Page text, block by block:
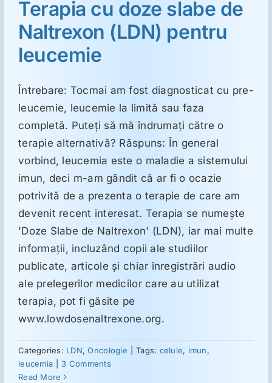
LDN
ORL
Oncologie
Toxicologie
Antipsihiatrie
Psihoterapie
Antropologie
Proză utilă
Terapia cu doze slabe de
Naltrexon (LDN) pentru
leucemie
Întrebare: Tocmai am fost diagnosticat cu pre-
leucemie, leucemie la limită sau faza
completă. Puteţi să mă îndrumaţi către o
terapie alternativă? Răspuns: În general
vorbind, leucemia este o maladie a sistemului
imun, deci m-am gândit că ar fi o ocazie
potrivită de a prezenta o terapie de care am
devenit recent interesat. Terapia se numeşte
'Doze Slabe de Naltrexon' (LDN), iar mai multe
informaţii, incluzând copii ale studiilor
publicate, articole şi chiar înregistrări audio
ale prelegerilor medicilor care au utilizat
terapia, pot fi găsite pe
www.lowdosenaltrexone.org.
Categories: LDN,Oncologie Tags: celule, imun,
leucemia
3 Comments
Read More